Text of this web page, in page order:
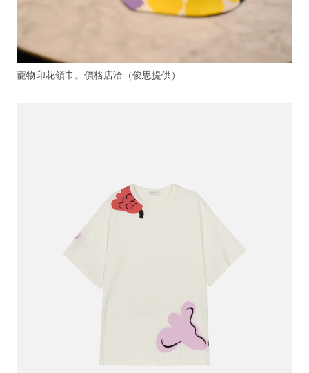
寵物印花領巾。價格店洽（俊思提供）